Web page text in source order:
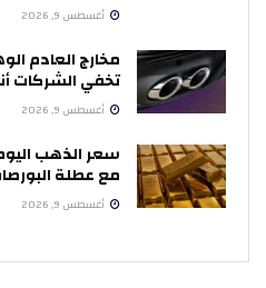
أغسطس 9, 2026
مخارج العادم
تخفي الشركات
أغسطس 9, 2026
مع عطلة
أغسطس 9, 2026